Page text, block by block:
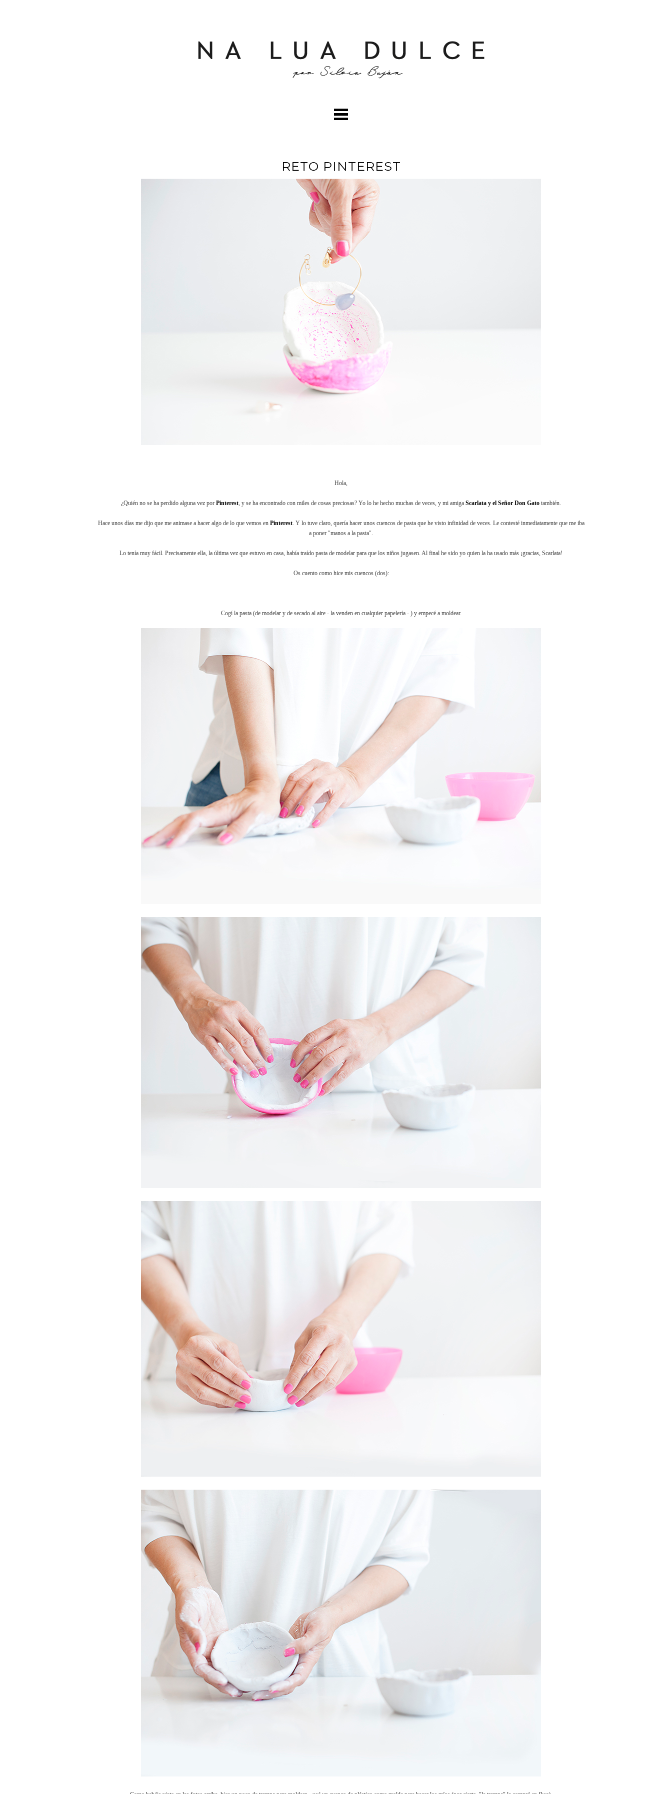
RETO PINTEREST
Hola,
¿Quién no se ha perdido alguna vez por Pinterest, y se ha encontrado con miles de cosas preciosas? Yo lo he hecho muchas de veces, y mi amiga Scarlata y el Señor Don Gato también.
Hace unos días me dijo que me animase a hacer algo de lo que vemos en Pinterest. Y lo tuve claro, quería hacer unos cuencos de pasta que he visto infinidad de veces. Le contesté inmediatamente que me iba
a poner "manos a la pasta".
Lo tenía muy fácil. Precisamente ella, la última vez que estuvo en casa, había traído pasta de modelar para que los niños jugasen. Al final he sido yo quien la ha usado más ¡gracias, Scarlata!
Os cuento como hice mis cuencos (dos):
Cogí la pasta (de modelar y de secado al aire - la venden en cualquier papelería - ) y empecé a moldear.